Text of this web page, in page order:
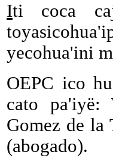
Iti coca
yecohua'ini
OEPC ico
cato pa'iyë:
Gomez de la
(abogado).